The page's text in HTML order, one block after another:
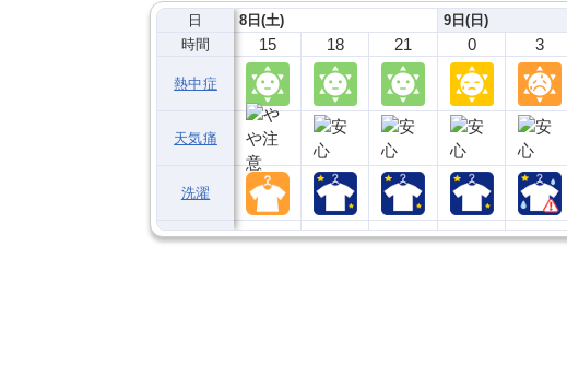
日
時間
熱中症
天気痛
洗濯
8日(土)
15 18 21
9日(日)
0 3